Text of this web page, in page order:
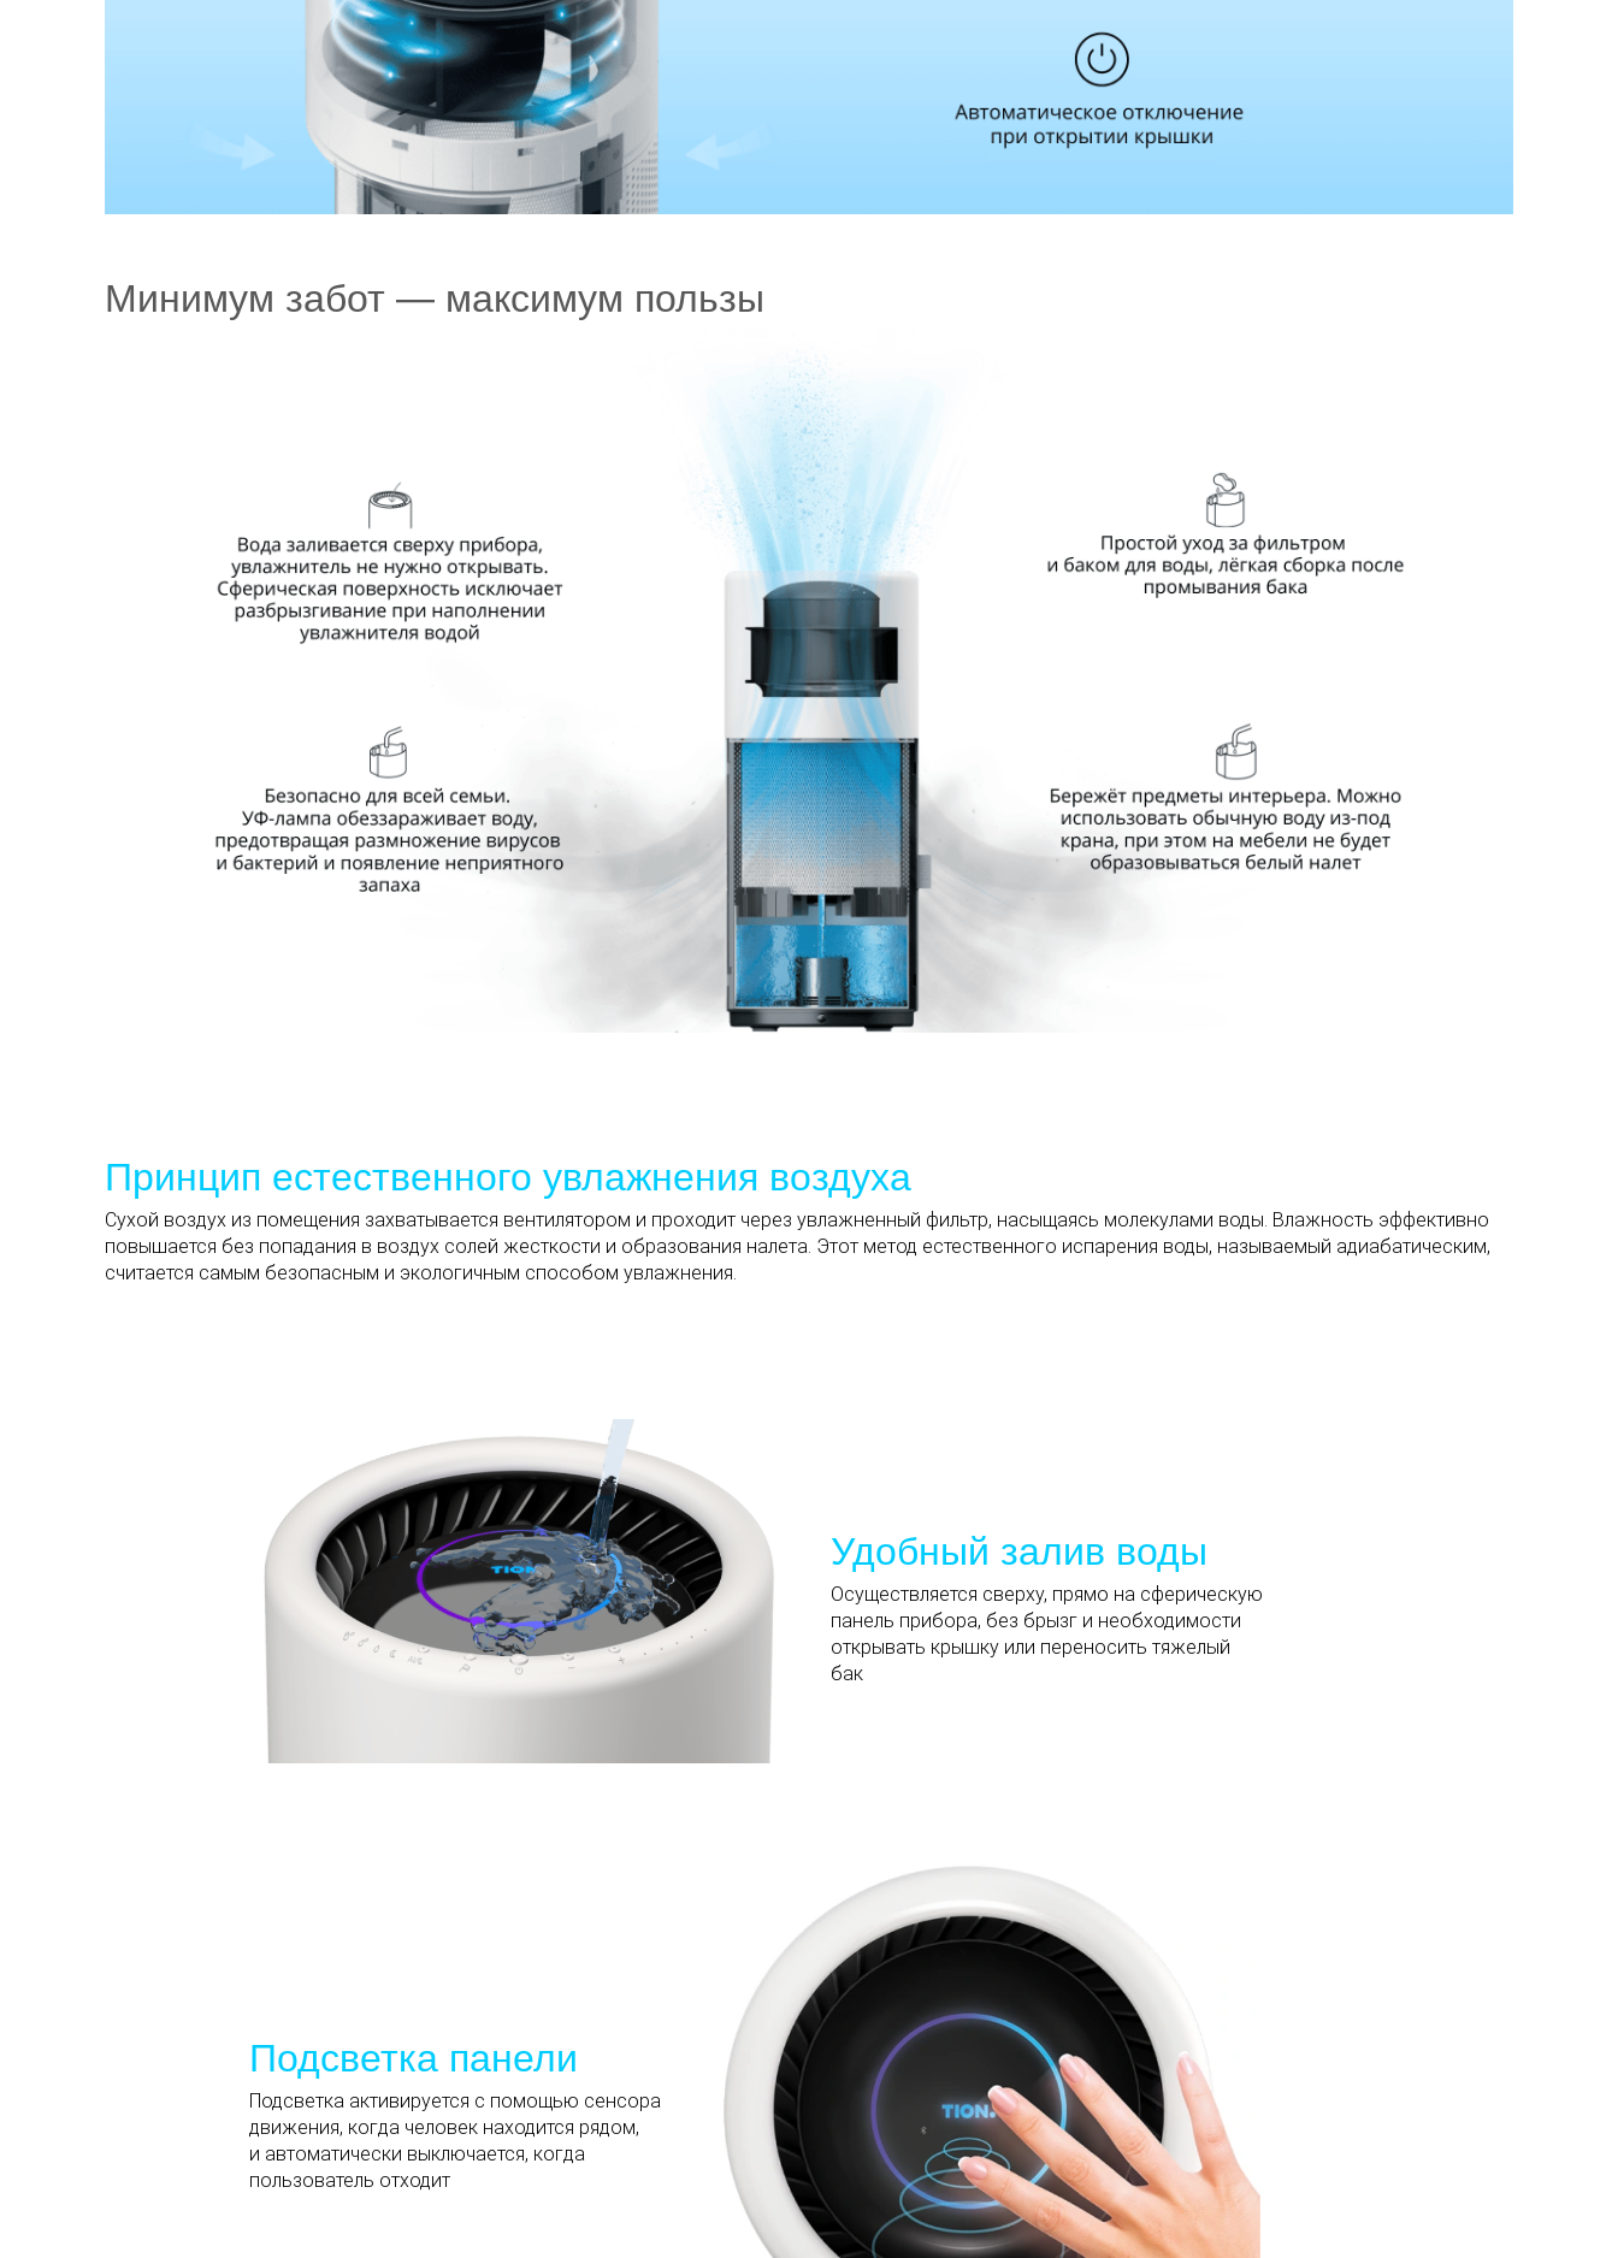
Минимум забот — максимум пользы
Принцип естественного увлажнения воздуха
Сухой воздух из помещения захватывается вентилятором и проходит через увлажненный фильтр, насыщаясь молекулами воды. Влажность эффективно
повышается без попадания в воздух солей жесткости и образования налета. Этот метод естественного испарения воды, называемый адиабатическим,
считается самым безопасным и экологичным способом увлажнения.
Удобный залив воды
Осуществляется сверху, прямо на сферическую
панель прибора, без брызг и необходимости
открывать крышку или переносить тяжелый
бак
Подсветка панели
Подсветка активируется с помощью сенсора
движения, когда человек находится рядом,
и автоматически выключается, когда
пользователь отходит